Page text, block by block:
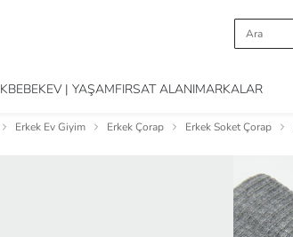
BEBEKEV | YAŞAMFIRSAT ALANIMARKALAR
Erkek Ev Giyim Erkek Çorap Erkek Soket Çorap